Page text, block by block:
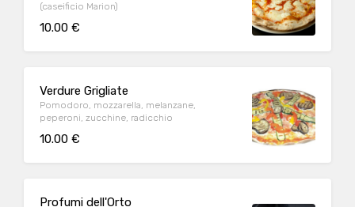
(caseificio Marion)
10.00 €
Verdure Grigliate
Pomodoro, mozzarella, melanzane,
peperoni, zucchine, radicchio
10.00 €
Profumi dell'Orto